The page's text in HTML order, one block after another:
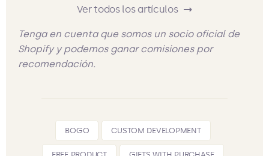
Ver todos los artículos
Tenga en cuenta que somos un socio oficial de
Shopify y podemos ganar comisiones por
recomendación.
BOGO CUSTOM DEVELOPMENT